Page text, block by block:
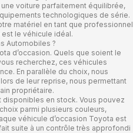
voiture parfaitement équilibrée,
technologiques de série.
matériel en tant que professionnel
le véhicule idéal.
Automobiles ?
d’occasion. Quels que soient le
recherchez, ces véhicules
En parallèle du choix, nous
de leur reprise, nous permettant
propriétaire.
disponibles en stock. Vous pouvez
parmi plusieurs couleurs,
véhicule d’occasion Toyota est
suite à un contrôle très approfondi